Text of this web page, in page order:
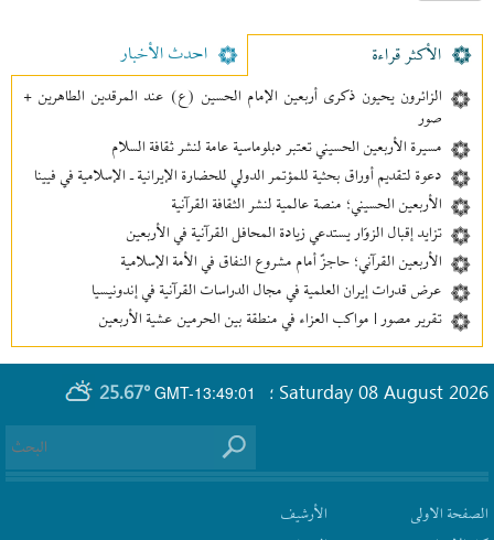
الأکثر قراءة احدث الأخبار
الزائرون يحيون ذكرى أربعين الإمام الحسين (ع) عند المرقدين الطاهرين +
صور
مسيرة الأربعين الحسيني تعتبر دبلوماسية عامة لنشر ثقافة السلام
دعوة لتقديم أوراق بحثية للمؤتمر الدولي للحضارة الإيرانية ـ الإسلامية في فيينا
الأربعين الحسيني؛ منصة عالمية لنشر الثقافة القرآنية
تزايد إقبال الزوّار يستدعي زيادة المحافل القرآنية في الأربعين
الأربعين القرآني؛ حاجزٌ أمام مشروع النفاق في الأمة الإسلامية
عرض قدرات إيران العلمية في مجال الدراسات القرآنية في إندونيسيا
تقرير مصور | مواكب العزاء في منطقة بين‌ الحرمین عشية الأربعين
GMT-13:49:01
25.67° Saturday 08 August 2026 ؛
الصفحة الاولى
الأرشیف